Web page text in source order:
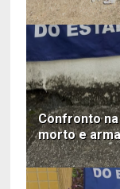
Confronto
morto e